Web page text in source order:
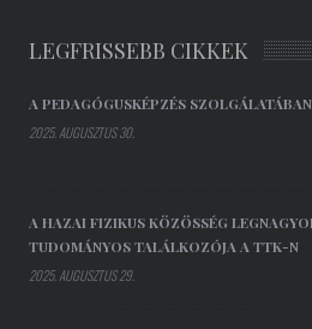
LEGFRISSEBB CIKKEK
A PEDAGÓGUSKÉPZÉS SZOLGÁLATÁBAN
2025. AUGUSZTUS 30.
A HAZAI FIZIKUS KÖZÖSSÉG
TUDOMÁNYOS TALÁLKOZÓJA A TTK-N
2025. AUGUSZTUS 29.